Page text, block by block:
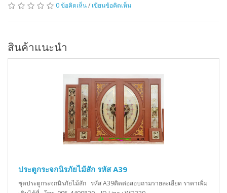
0 ข้อคิดเห็น/ เขียนข้อคิดเห็น
สินค้าแนะนำ
ประตูกระจกนิรภัยไม้สัก รหัส A39
ชุดประตูกระจกนิรภัยไม้สัก รหัส A39ติดต่อสอบถามรายละเอียด ราคาเพิ่ม